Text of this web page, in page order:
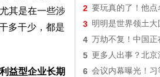
其是在一些涉
多干少，都是
益型企业长期
2 要玩真的了！他
3 明明是世界领土
4 万劫不复！中国
5 更多人出事？北
6 会议内幕曝光！习